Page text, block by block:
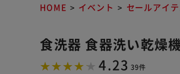
HOME
イベント セールアイ
食洗器 食器洗い乾燥
4.23 39件